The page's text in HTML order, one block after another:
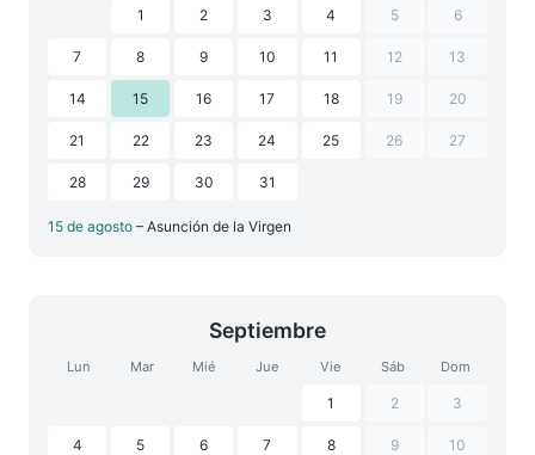
1 2 3 4 5 6
7 8 9 10 11 12 13
14 15 16 17 18 19 20
21 22 23 24 25 26 27
28 29 30 31
15 de agosto – Asunción de la Virgen
Septiembre
Lun Mar Mié Jue Vie Sáb Dom
1 2 3
4 5 6 7 8 9 10